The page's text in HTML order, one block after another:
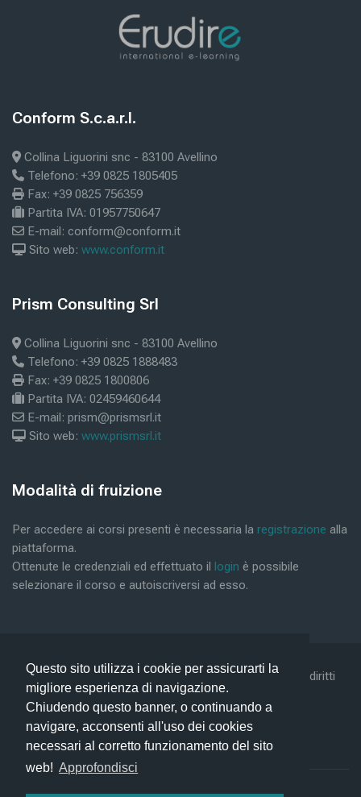
Questo sito utilizza i cookie per assicurarti la
migliore esperienza di navigazione.
Chiudendo questo banner, o continuando a
navigare, acconsenti all'uso dei cookies
necessari al corretto funzionamento del sito
web! Approfondisci
Blöcke
Conform S.c.a.r.l. überspringen
Conform S.c.a.r.l.
Collina Liguorini snc - 83100 Avellino
Telefono: +39 0825 1805405
Fax: +39 0825 756359
Partita IVA: 01957750647
E-mail: conform@conform.it
Sito web: www.conform.it
Blöcke
Prism Consulting Srl überspringen
Prism Consulting Srl
Collina Liguorini snc - 83100 Avellino
Telefono: +39 0825 1888483
Fax: +39 0825 1800806
Partita IVA: 02459460644
E-mail: prism@prismsrl.it
Sito web: www.prismsrl.it
Blöcke
Modalità di fruizione überspringen
Modalità di fruizione
Per accedere ai corsi presenti è necessaria la registrazione alla
piattaforma.
Ottenute le credenziali ed effettuato il login è possibile
selezionare il corso e autoiscriversi ad esso.
©2019 Conform Scarl & Prism Consulting Srl - Tutti i diritti
riservati - Privacy Policy -
Unsere Datenlöschfristen